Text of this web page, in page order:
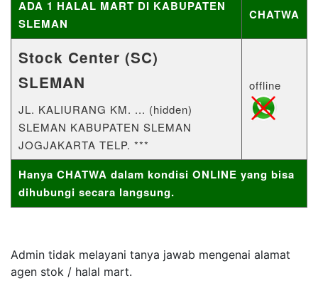
ADA 1 HALAL MART DI KABUPATEN
SLEMAN
CHATWA
Stock Center (SC)
SLEMAN
JL. KALIURANG KM. ... (hidden)
SLEMAN KABUPATEN SLEMAN
JOGJAKARTA TELP. ***
offline
Hanya CHATWA dalam kondisi ONLINE yang bisa
dihubungi secara langsung.
Admin tidak melayani tanya jawab mengenai alamat
agen stok / halal mart.